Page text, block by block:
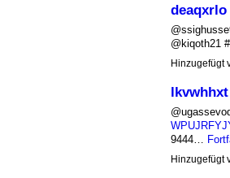
deaqxrlo
@kiqoth21
Hinzugefügt
lkvwhhxt
9444…
Hinzugefügt